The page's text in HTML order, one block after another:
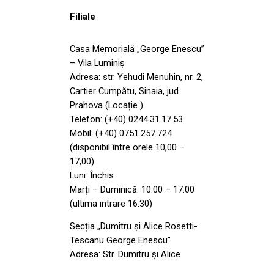
Filiale
Casa Memorială „George Enescu”
– Vila Luminiș
Adresa: str. Yehudi Menuhin, nr. 2,
Cartier Cumpătu, Sinaia, jud.
Prahova (Locație )
Telefon: (+40) 0244.31.17.53
Mobil: (+40) 0751.257.724
(disponibil între orele 10,00 –
17,00)
Luni: Închis
Marți – Duminică: 10.00 – 17.00
(ultima intrare 16:30)
Secția „Dumitru și Alice Rosetti-
Tescanu George Enescu”
Adresa: Str. Dumitru și Alice